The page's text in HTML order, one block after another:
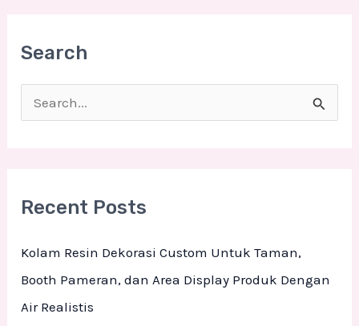
Search
cRecent Posts
Kolam Resin Dekorasi Custom Untuk Taman,
Booth Pameran, dan Area Display Produk Dengan
Air Realistis